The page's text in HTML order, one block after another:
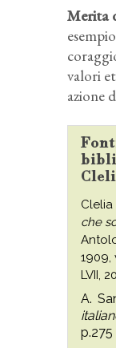
Merita
valori
azione
Clelia
che
1909,
LVII,
A.
p.275